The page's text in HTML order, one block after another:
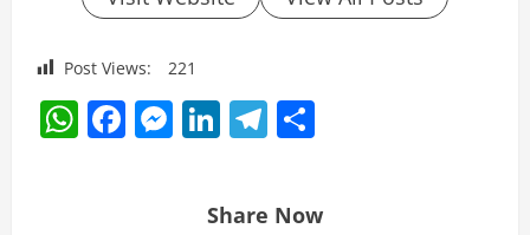
Post Views: 221
WhatsApp
Facebook
Messenger
LinkedIn
Telegram
Share Now